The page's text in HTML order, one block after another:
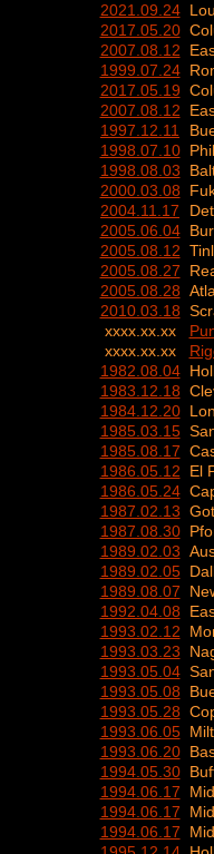
2021.09.24
2017.05.20
2007.08.12
1999.07.24
2017.05.19
2007.08.12
1997.12.11
1998.07.10
1998.08.03
2000.03.08
2004.11.17
2005.06.04
2005.08.12
2005.08.27
2005.08.28
2010.03.18
xxxx.xx.xx
xxxx.xx.xx
1982.08.04
1983.12.18
1984.12.20
1985.03.15
1985.08.17
1986.05.12
El
1986.05.24
1987.02.13
1987.08.30
1989.02.03
1989.02.05
1989.08.07
1992.04.08
1993.02.12
1993.03.23
1993.05.04
1993.05.08
1993.05.28
1993.06.05
1993.06.20
1994.05.30
1994.06.17
1994.06.17
1994.06.17